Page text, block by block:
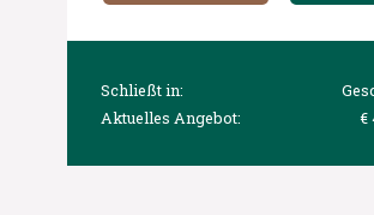
Schließt in:
Aktuelles Angebot:
€